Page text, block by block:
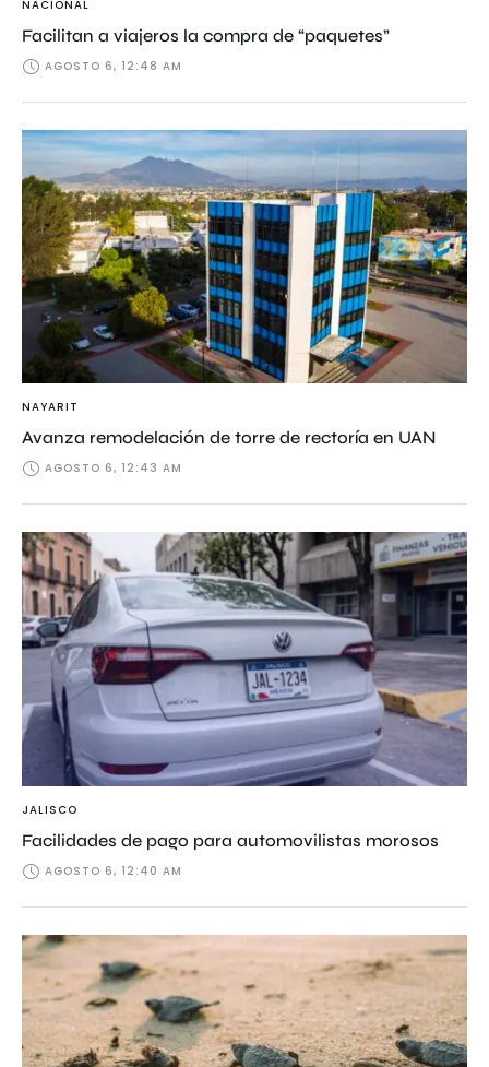
NACIONAL
Facilitan a viajeros la compra de “paquetes”
AGOSTO 6, 12:48 AM
NAYARIT
Avanza remodelación de torre de rectoría en UAN
AGOSTO 6, 12:43 AM
JALISCO
Facilidades de pago para automovilistas morosos
AGOSTO 6, 12:40 AM